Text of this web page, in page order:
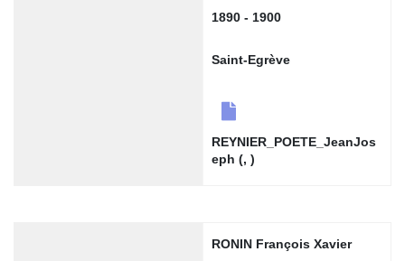
1890 - 1900
Saint-Egrève
REYNIER_POETE_JeanJos
eph (, )
RONIN François Xavier